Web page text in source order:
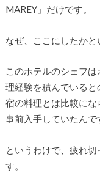
MAREY」だけです。
なぜ、ここにしたかと
このホテルのシェフ
理経験を積んでいる
宿の料理とは比較に
事前入手していたんで
というわけで、疲れ
す。